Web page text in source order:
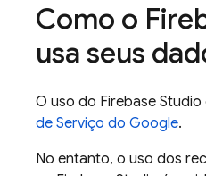
Como o
usa seus
O uso do Firebase Studio
de Serviço do Google.
No entanto, o uso dos